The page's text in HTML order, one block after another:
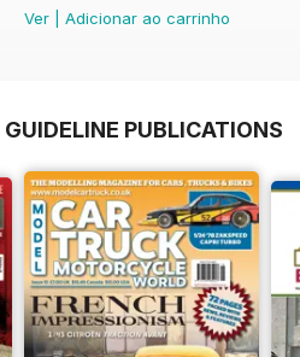
Ver
Adicionar ao carrinho
PUBLICATIONS